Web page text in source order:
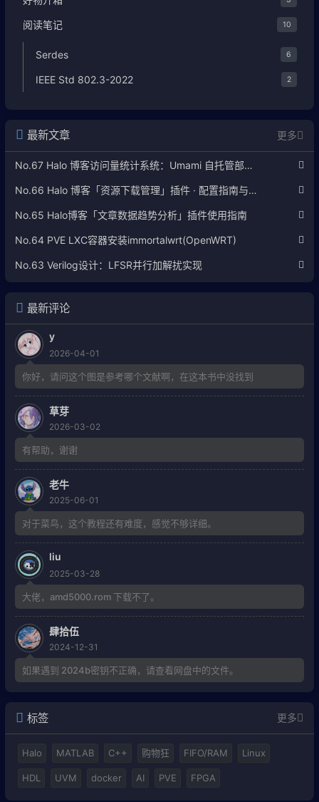
阅读笔记 10
Serdes 6
IEEE Std 802.3-2022 2
最新文章 更多
No.67 Halo 博客访问量统计系统：Umami 自托管部署完整教程
No.66 Halo 博客「资源下载管理」插件 · 配置指南与使用说明
No.65 Halo博客「文章数据趋势分析」插件使用指南
No.64 PVE LXC容器安装immortalwrt(OpenWRT)
No.63 Verilog设计：LFSR并行加解扰实现
最新评论
y
2026-04-01
你好，请问这个图是参考哪个文献啊，在这本书中没找到
草芽
2026-03-02
有帮助，谢谢
老牛
2025-06-01
对于菜鸟，这个教程还有难度，感觉不够详细。
liu
2025-03-28
大佬，amd5000.rom 下载不了。
肆拾伍
2024-12-31
如果遇到 2024b密钥不正确，请查看网盘中的文件。
标签 更多
Halo MATLAB C++ 购物狂 FIFO/RAM Linux
HDL UVM docker AI PVE FPGA